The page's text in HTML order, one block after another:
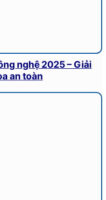
nghệ 2025 – Giải
an toàn